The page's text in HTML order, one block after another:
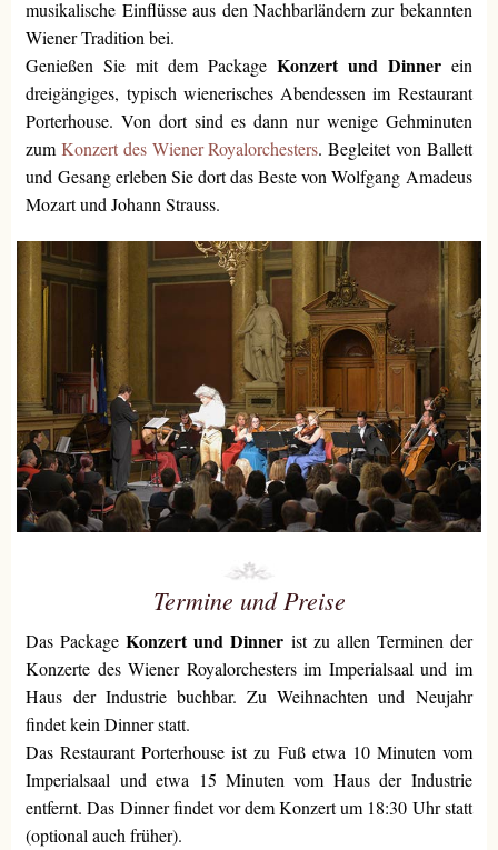
musikalische Einflüsse aus den Nachbarländern zur bekannten
Wiener Tradition bei.
Genießen Sie mit dem Package Konzert und Dinnerein
dreigängiges, typisch wienerisches Abendessen im Restaurant
Porterhouse. Von dort sind es dann nur wenige Gehminuten
zumKonzert des Wiener Royalorchesters. Begleitet von Ballett
und Gesang erleben Sie dort das Beste von Wolfgang Amadeus
Mozart und Johann Strauss.
Termine und Preise
Das PackageKonzert und Dinner ist zu allen Terminen der
Konzerte des Wiener Royalorchesters im Imperialsaal und im
Haus der Industrie buchbar. Zu Weihnachten und Neujahr
findet kein Dinner statt.
Das Restaurant Porterhouse ist zu Fuß etwa 10 Minuten vom
Imperialsaal und etwa 15 Minuten vom Haus der Industrie
entfernt. Das Dinner findet vor dem Konzert um 18:30 Uhr statt
(optional auch früher).